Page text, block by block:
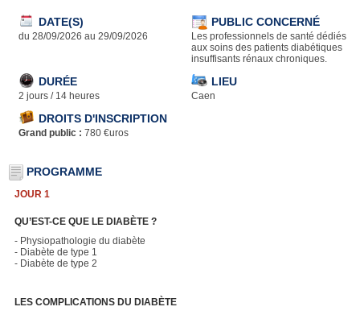
DATE(S)
du 28/09/2026 au 29/09/2026
PUBLIC CONCERNÉ
Les professionnels de santé dédiés
aux soins des patients diabétiques
insuffisants rénaux chroniques.
DURÉE
2 jours / 14 heures
LIEU
Caen
DROITS D'INSCRIPTION
Grand public : 780 €uros
PROGRAMME
JOUR 1
QU’EST-CE QUE LE DIABÈTE ?
- Physiopathologie du diabète
- Diabète de type 1
- Diabète de type 2
LES COMPLICATIONS DU DIABÈTE